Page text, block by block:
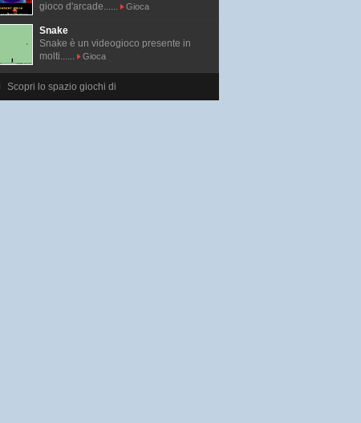
gioco d'arcade......
Gioca
Snake
Snake è un videogioco presente in
molti......
Gioca
Scopri lo spazio giochi di